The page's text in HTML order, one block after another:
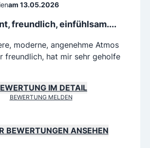
am 13.05.2026
freundlich, einfühlsam....
moderne, angenehme Atmos
freundlich, hat mir sehr geholfe
IM DETAIL
BEWERTUNG MELDEN
BEWERTUNGEN ANSEHEN